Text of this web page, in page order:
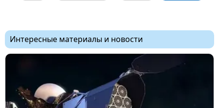
Интересные материалы и новости